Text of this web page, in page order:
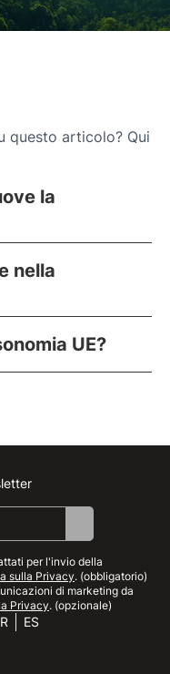
questo articolo? Qui
la
nella
UE?
per l'invio della
sulla Privacy. (obbligatorio)
di marketing da
Privacy. (opzionale)
ES